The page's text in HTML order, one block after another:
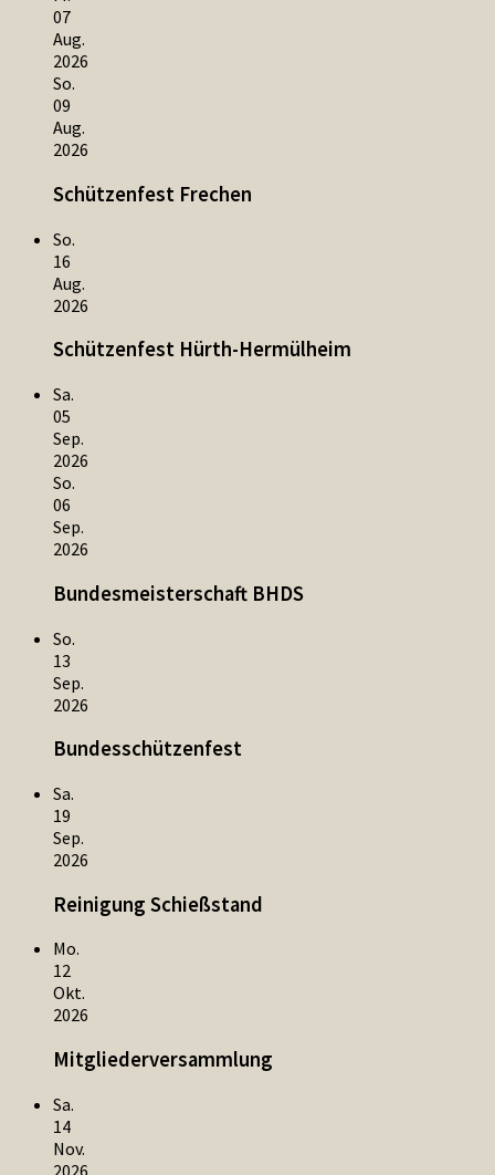
07
Aug.
2026
So.
09
Aug.
2026
Schützenfest Frechen
So.
16
Aug.
2026
Schützenfest Hürth-Hermülheim
Sa.
05
Sep.
2026
So.
06
Sep.
2026
Bundesmeisterschaft BHDS
So.
13
Sep.
2026
Bundesschützenfest
Sa.
19
Sep.
2026
Reinigung Schießstand
Mo.
12
Okt.
2026
Mitgliederversammlung
Sa.
14
Nov.
2026